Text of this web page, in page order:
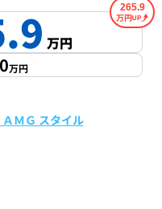
万円
265.9
万円
万円
ＭＧ スタイル